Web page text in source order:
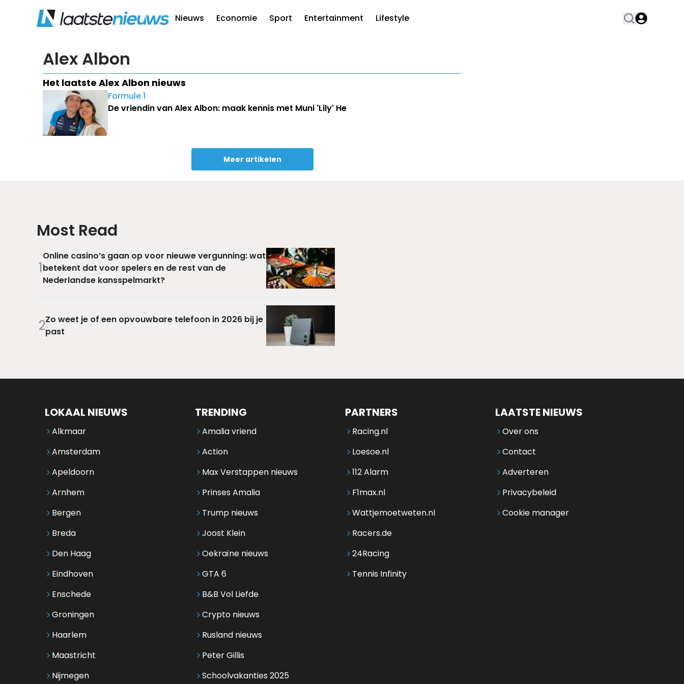
Nieuws Economie Sport Entertainment Lifestyle
Alex Albon
Het laatste Alex Albon nieuws
Formule 1
De vriendin van Alex Albon: maak kennis met Muni 'Lily' He
Meer artikelen
Most Read
1
Online casino’s gaan op voor nieuwe vergunning: wat
betekent dat voor spelers en de rest van de
Nederlandse kansspelmarkt?
2Zo weet je of een opvouwbare telefoon in 2026 bij je
past
LOKAAL NIEUWS
Alkmaar
Amsterdam
Apeldoorn
Arnhem
Bergen
Breda
Den Haag
Eindhoven
Enschede
Groningen
Haarlem
Maastricht
Nijmegen
TRENDING
Amalia vriend
Action
Max Verstappen nieuws
Prinses Amalia
Trump nieuws
Joost Klein
Oekraïne nieuws
GTA 6
B&B Vol Liefde
Crypto nieuws
Rusland nieuws
Peter Gillis
Schoolvakanties 2025
PARTNERS
Racing.nl
Loesoe.nl
112 Alarm
F1max.nl
Wattjemoetweten.nl
Racers.de
24Racing
Tennis Infinity
LAATSTE NIEUWS
Over ons
Contact
Adverteren
Privacybeleid
Cookie manager